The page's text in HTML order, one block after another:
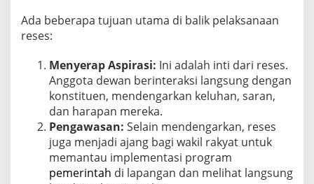
Ada beberapa tujuan utama di balik pelaksanaan
reses:
Menyerap Aspirasi: Ini adalah inti dari reses.
Anggota dewan berinteraksi langsung dengan
konstituen, mendengarkan keluhan, saran,
dan harapan mereka.
Pengawasan: Selain mendengarkan, reses
juga menjadi ajang bagi wakil rakyat untuk
memantau implementasi program
pemerintah di lapangan dan melihat langsung